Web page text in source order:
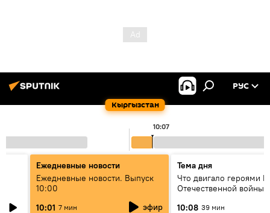
Кыргызстан
РУС
10:07
Ежедневные новости
Ежедневные новости. Выпуск
10:00
10:01 7 мин эфир
Тема дня
Что двигало героями
Отечественной войны:
Тулебердиева
10:08 39 мин